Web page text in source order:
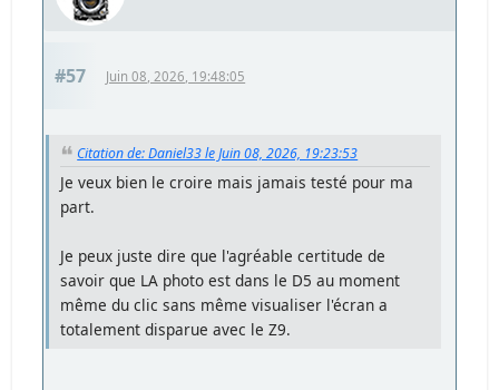
#57 Juin 08, 2026, 19:48:05
Citation de: Daniel33 le Juin 08, 2026, 19:23:53
Je veux bien le croire mais jamais testé pour ma
part.
Je peux juste dire que l'agréable certitude de
savoir que LA photo est dans le D5 au moment
même du clic sans même visualiser l'écran a
totalement disparue avec le Z9.